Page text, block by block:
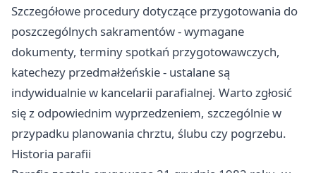
Szczegółowe procedury dotyczące przygotowania do
poszczególnych sakramentów - wymagane
dokumenty, terminy spotkań przygotowawczych,
katechezy przedmałżeńskie - ustalane są
indywidualnie w kancelarii parafialnej. Warto zgłosić
się z odpowiednim wyprzedzeniem, szczególnie w
przypadku planowania chrztu, ślubu czy pogrzebu.
Historia parafii